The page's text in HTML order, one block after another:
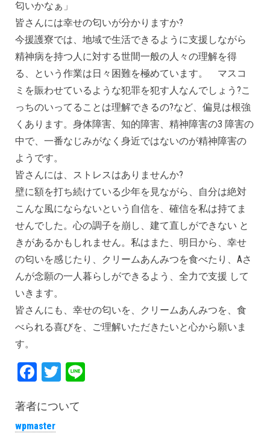
匂いかなぁ」
皆さんには幸せの匂いが分かりますか?
今援護寮では、地域で生活できるように支援しながら
精神病を持つ人に対する世間一般の人々の理解を得
る、という作業は日々困難を極めています。 マスコ
ミを賑わせているような犯罪を犯す人なんでしょう?こ
っちのいってることは理解できるの?など、偏見は根強
くあります。身体障害、知的障害、精神障害の3 障害の
中で、一番なじみがなく身近ではないのが精神障害の
ようです。
皆さんには、ストレスはありませんか?
壁に額を打ち続けている少年を見ながら、自分は絶対
こんな風にならないという自信を、確信を私は持てま
せんでした。心の調子を崩し、建て直しができない と
きがあるかもしれません。私はまた、明日から、幸せ
の匂いを感じたり、クリームあんみつを食べたり、Aさ
んが念願の一人暮らしができるよう、全力で支援 して
いきます。
皆さんにも、幸せの匂いを、クリームあんみつを、食
べられる喜びを、ご理解いただきたいと心から願いま
す。
Fa
bo
ok
T
tt
著者について
wpmaster